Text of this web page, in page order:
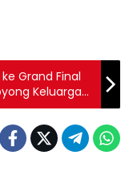
Grand Final
Keluarga
di Studio